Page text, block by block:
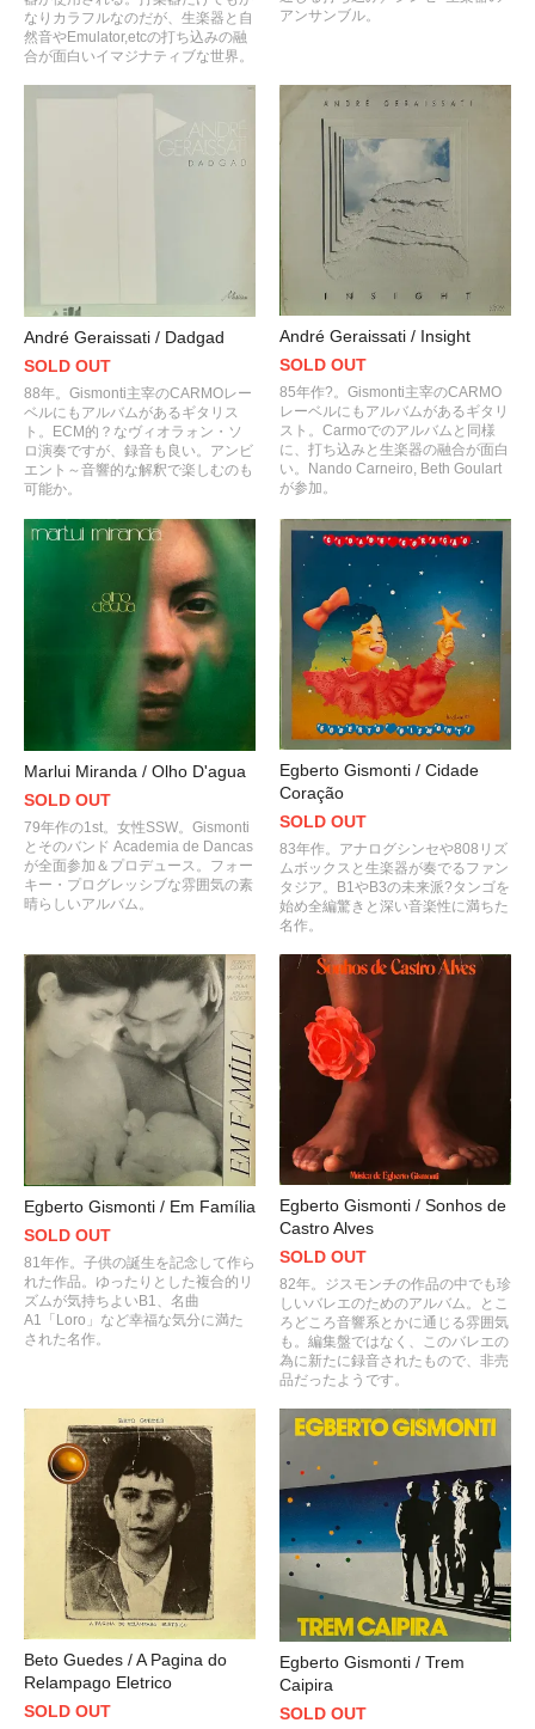
なりカラフルなのだが、生楽器と自
然音やEmulator,etcの打ち込みの融
合が面白いイマジナティブな世界。
アンサンブル。
André Geraissati / Dadgad
SOLD OUT
88年。Gismonti主宰のCARMOレー
ベルにもアルバムがあるギタリス
ト。ECM的？なヴィオラォン・ソ
ロ演奏ですが、録音も良い。アンビ
エント～音響的な解釈で楽しむのも
可能か。
André Geraissati / Insight
SOLD OUT
85年作?。Gismonti主宰のCARMO
レーベルにもアルバムがあるギタリ
スト。Carmoでのアルバムと同様
に、打ち込みと生楽器の融合が面白
い。Nando Carneiro, Beth Goulart
が参加。
Marlui Miranda / Olho D'agua
SOLD OUT
79年作の1st。女性SSW。Gismonti
とそのバンド Academia de Dancas
が全面参加＆プロデュース。フォー
キー・プログレッシブな雰囲気の素
晴らしいアルバム。
Egberto Gismonti / Cidade
Coração
SOLD OUT
83年作。アナログシンセや808リズ
ムボックスと生楽器が奏でるファン
タジア。B1やB3の未来派?タンゴを
始め全編驚きと深い音楽性に満ちた
名作。
Egberto Gismonti / Em Família
SOLD OUT
81年作。子供の誕生を記念して作ら
れた作品。ゆったりとした複合的リ
ズムが気持ちよいB1、名曲
A1「Loro」など幸福な気分に満た
された名作。
Egberto Gismonti / Sonhos de
Castro Alves
SOLD OUT
82年。ジスモンチの作品の中でも珍
しいバレエのためのアルバム。とこ
ろどころ音響系とかに通じる雰囲気
も。編集盤ではなく、このバレエの
為に新たに録音されたもので、非売
品だったようです。
Beto Guedes / A Pagina do
Relampago Eletrico
SOLD OUT
Egberto Gismonti / Trem
Caipira
SOLD OUT